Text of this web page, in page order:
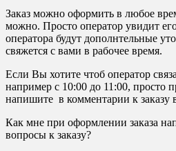
Заказ можно оформить в любое
можно. Просто оператор увидит
оператора будут дополнтельные
свяжется с вами в рабочее время.
Если Вы хотите чтоб оператор
например с 10:00 до 11:00, просто
напишите в комментарии к заказу
Как мне при оформлении заказа
вопросы к заказу?